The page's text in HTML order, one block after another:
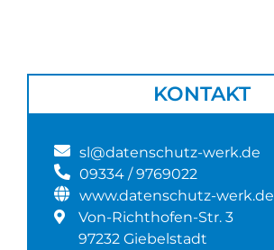
KONTAKT
sl@datenschutz-werk.de
09334 / 9769022
www.datenschutz-werk.de
Von-Richthofen-Str. 3
97232 Giebelstadt